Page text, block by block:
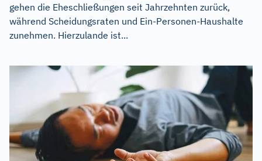
gehen die Eheschließungen seit Jahrzehnten zurück,
während Scheidungsraten und Ein-Personen-Haushalte
zunehmen. Hierzulande ist...